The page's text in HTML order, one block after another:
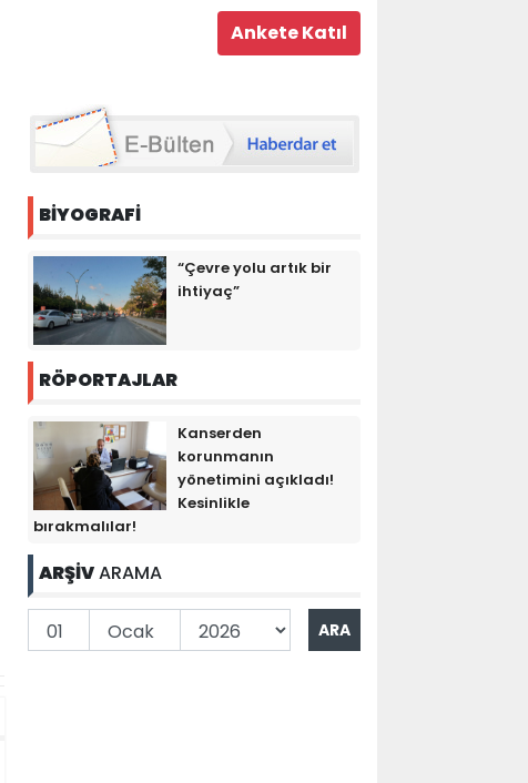
BİYOGRAFİ
“Çevre yolu artık bir
ihtiyaç”
RÖPORTAJLAR
Kanserden
korunmanın
yönetimini açıkladı!
Kesinlikle
bırakmalılar!
ARŞİVARAMA